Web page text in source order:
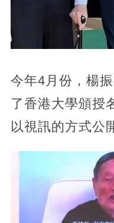
今年4月份，楊
了香港大學頒授
以視訊的方式公